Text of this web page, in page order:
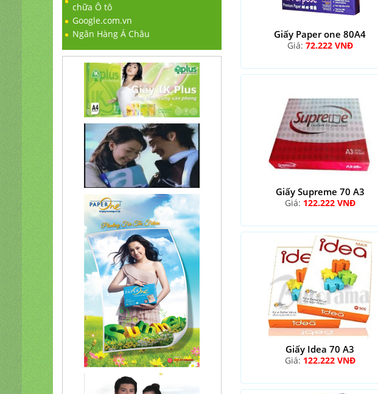
chữa Ô tô
Google.com.vn
Ngân Hàng Á Châu
Giấy Paper one 80A4
Giá: 72.222 VNĐ
Giấy Supreme 70 A3
Giá: 122.222 VNĐ
Giấy Idea 70 A3
Giá: 122.222 VNĐ